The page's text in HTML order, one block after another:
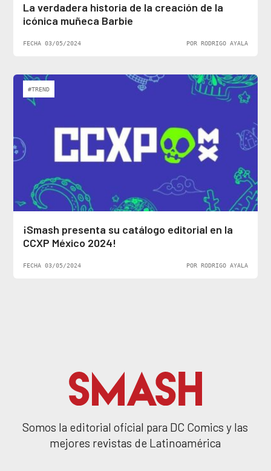
La verdadera historia de la creación de la
icónica muñeca Barbie
FECHA 03/05/2024 POR RODRIGO AYALA
#TREND
¡Smash presenta su catálogo editorial en la
CCXP México 2024!
FECHA 03/05/2024 POR RODRIGO AYALA
Somos la editorial oficial para DC Comics y las
mejores revistas de Latinoamérica